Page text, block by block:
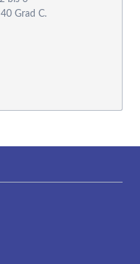
Grad C.